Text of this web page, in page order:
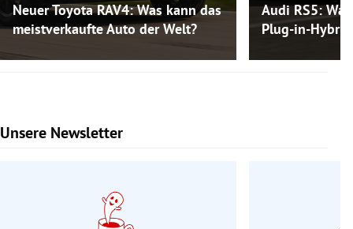
Neuer Toyota RAV4: Was kann das
meistverkaufte Auto der Welt?
Audi RS5:
Plug-in-
Unsere Newsletter
Slide 1 von 9